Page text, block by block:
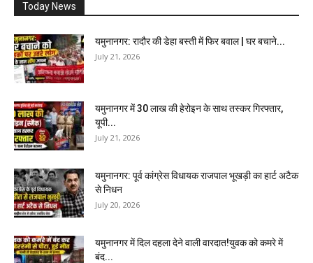
Today News
यमुनानगर: रादौर की डेहा बस्ती में फिर बवाल | घर बचाने...
July 21, 2026
यमुनानगर में 30 लाख की हेरोइन के साथ तस्कर गिरफ्तार,
यूपी...
July 21, 2026
यमुनानगर: पूर्व कांग्रेस विधायक राजपाल भूखड़ी का हार्ट अटैक
से निधन
July 20, 2026
यमुनानगर में दिल दहला देने वाली वारदात!युवक को कमरे में
बंद...